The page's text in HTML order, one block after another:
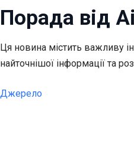
Порада від
Ця новина містить важливу
найточнішої інформації та
Джерело